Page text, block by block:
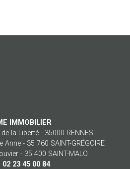
IMMOBILIER
la Liberté - 35000 RENNES
- 35 760 SAINT-GRÉGOIRE
- 35 400 SAINT-MALO
02 23 45 00 84